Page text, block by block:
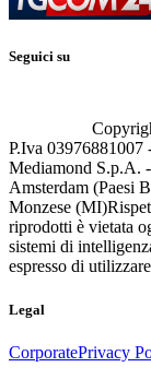
Seguici su
P.Iva
Mediamond S.p.A.
Amsterdam (Paesi
Monzese (MI)
riprodotti è vietata
sistemi di
espresso di
Legal
CorporatePrivacy